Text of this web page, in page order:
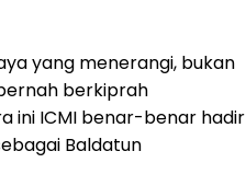
yang menerangi, bukan
berkiprah
ini ICMI benar-benar hadir
Baldatun